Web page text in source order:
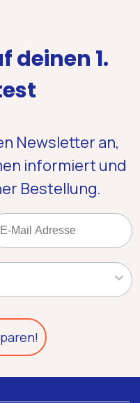
deinen 1.
Newsletter an,
informiert und
Bestellung.